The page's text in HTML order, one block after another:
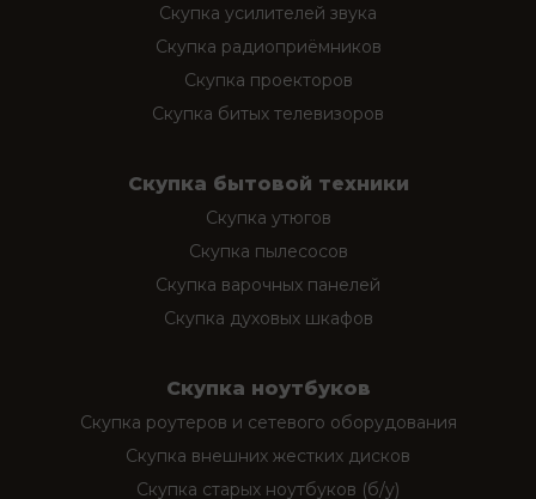
Скупка усилителей звука
Скупка радиоприёмников
Скупка проекторов
Скупка битых телевизоров
Скупка бытовой техники
Скупка утюгов
Скупка пылесосов
Скупка варочных панелей
Скупка духовых шкафов
Скупка ноутбуков
Скупка роутеров и сетевого оборудования
Скупка внешних жестких дисков
Скупка старых ноутбуков (б/у)